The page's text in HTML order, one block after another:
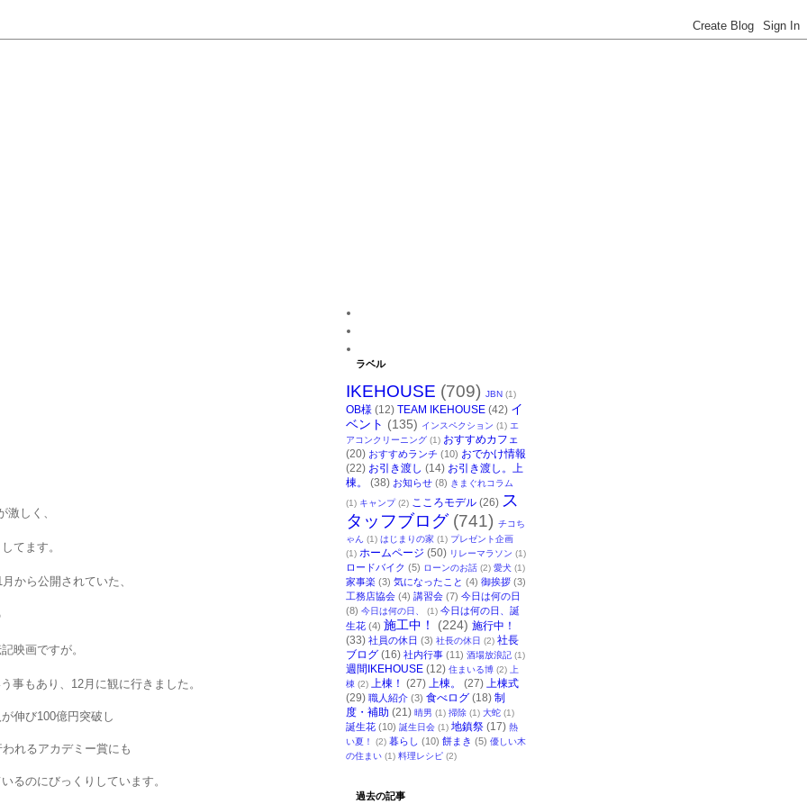
しく、
てます。
月から公開されていた、
映画ですが。
事もあり、 12 月に観に行きました。
伸び100億円突破し
れるアカデミー賞にも
るのにびっくりしています。
ラベル
IKEHOUSE (709) JBN (1)
OB様 (12) TEAM IKEHOUSE (42) イ
ベント (135) インスペクション (1) エ
アコンクリーニング (1) おすすめカフェ
(20) おすすめランチ (10) おでかけ情報
(22) お引き渡し (14) お引き渡し。上
棟。
(38) お知らせ (8) きまぐれコラム
(1) キャンプ (2) こころモデル (26) ス
タッフブログ (741) チコち
ゃん
(1) はじまりの家 (1) プレゼント企画
(1) ホームページ (50) リレーマラソン (1)
ロードバイク (5) ローンのお話 (2) 愛犬 (1)
家事楽 (3) 気になったこと (4) 御挨拶 (3)
工務店協会 (4) 講習会 (7) 今日は何の日
(8) 今日は何の日、 (1) 今日は何の日、誕
生花 (4) 施工中！ (224) 施行中！
(33) 社員の休日 (3) 社長の休日 (2) 社長
ブログ (16) 社内行事 (11) 酒場放浪記 (1)
週間IKEHOUSE (12) 住まいる博 (2)
上
棟 (2) 上棟！ (27) 上棟。 (27) 上棟式
(29) 職人紹介 (3) 食べログ (18) 制
度・補助 (21) 晴男 (1) 掃除 (1) 大蛇 (1)
誕生花 (10) 誕生日会 (1) 地鎮祭 (17) 熱
い夏！
(2) 暮らし (10) 餅まき (5) 優しい木
の住まい (1) 料理レシピ (2)
過去の記事